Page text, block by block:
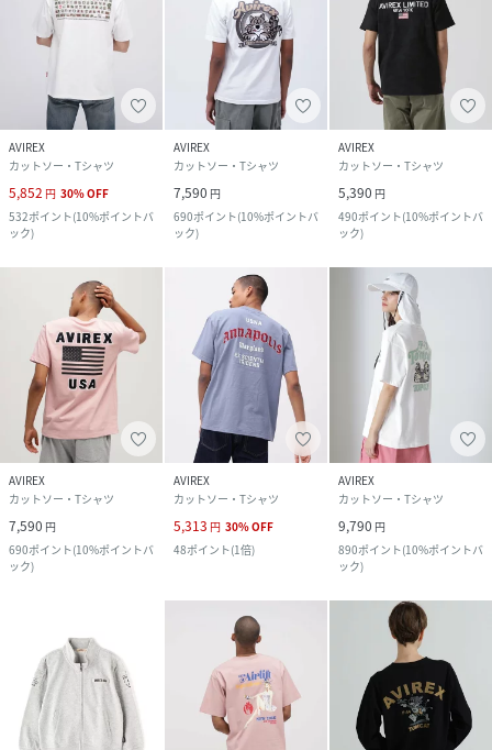
AVIREX
カットソー・Tシャツ
5,852 円 30%OFF
532ポイント(10%ポイントバ
ック)
AVIREX
カットソー・Tシャツ
7,590 円
690ポイント(10%ポイントバ
ック)
AVIREX
カットソー・Tシャツ
5,390 円
490ポイント(10%ポイントバ
ック)
AVIREX
カットソー・Tシャツ
7,590 円
690ポイント(10%ポイントバ
ック)
AVIREX
カットソー・Tシャツ
5,313 円 30%OFF
48ポイント(1倍)
AVIREX
カットソー・Tシャツ
9,790 円
890ポイント(10%ポイントバ
ック)